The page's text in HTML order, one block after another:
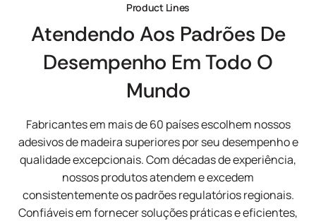
Product Lines
Atendendo Aos Padrões De
Desempenho Em Todo O
Mundo
Fabricantes em mais de 60 países escolhem nossos
adesivos de madeira superiores por seu desempenho e
qualidade excepcionais. Com décadas de experiência,
nossos produtos atendem e excedem
consistentemente os padrões regulatórios regionais.
Confiáveis em fornecer soluções práticas e eficientes,